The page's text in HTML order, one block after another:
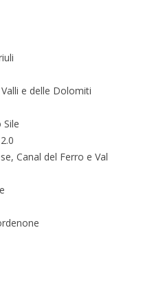
e delle Dolomiti
Canal del Ferro e Val